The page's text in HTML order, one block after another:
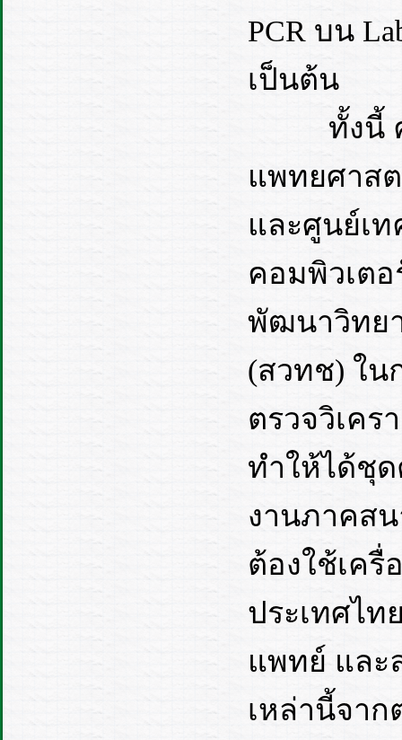
PCR บน
เป็นต้น
ทั้งนี้ คว
แพทยศาส
และศูนย์เ
คอมพิวเต
พัฒนาวิทย
(สวทช) ใน
ตรวจวิเคร
ทำให้ได้ชุด
งานภาคส
ต้องใช้เค
ประเทศไท
แพทย์ และ
เหล่านี้จาก